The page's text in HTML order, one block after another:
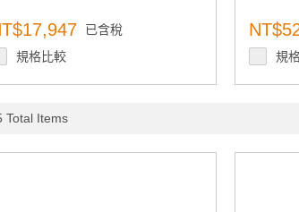
已含稅
規格比較
規
Total Items